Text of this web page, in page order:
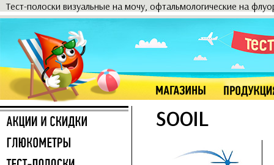
Тест-полоски визуальные на мочу, офтальмологические на
SOOIL